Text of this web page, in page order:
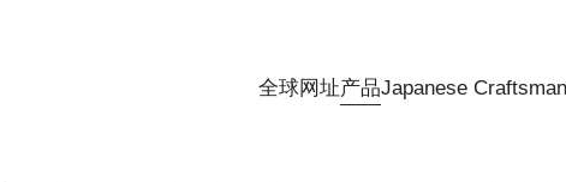
全球网址产品Japanese